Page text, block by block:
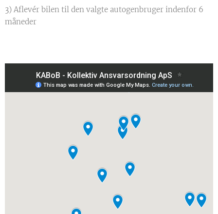
3) Aflevér bilen til den valgte autogenbruger indenfor 6
måneder